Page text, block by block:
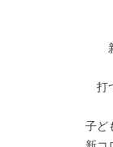
打
子ど